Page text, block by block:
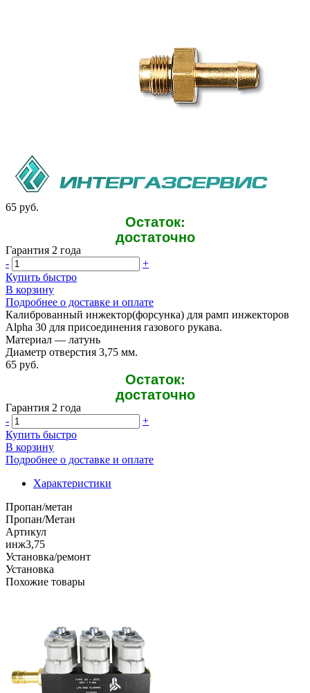
65 руб.
Остаток:
достаточно
Гарантия 2 года
-
+
Купить быстро
В корзину
Подробнее о доставке и оплате
Калиброванный инжектор(форсунка) для рамп инжекторов
Alpha 30 для присоединения газового рукава.
Материал — латунь
Диаметр отверстия 3,75 мм.
65 руб.
Остаток:
достаточно
Гарантия 2 года
-
+
Купить быстро
В корзину
Подробнее о доставке и оплате
Характеристики
Пропан/метан
Пропан/Метан
Артикул
инж3,75
Установка/ремонт
Установка
Похожие товары